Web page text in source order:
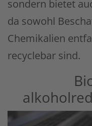
sondern bietet
da sowohl
Chemikalien
recyclebar sind.